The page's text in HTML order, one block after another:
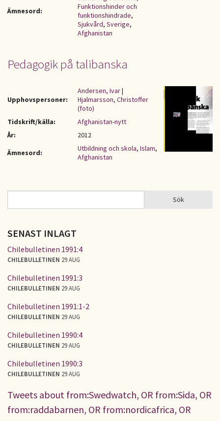
Ämnesord:
Funktionshinder och
funktionshindrade,
Sjukvård, Sverige,
Afghanistan
Pedagogik på talibanska
Upphovspersoner:
Andersen, Ivar|
Hjalmarsson, Christoffer
(foto)
Tidskrift/källa:
Afghanistan-nytt
År:
2012
Ämnesord:
Utbildning och skola, Islam,
Afghanistan
SÖKFORMULÄR Sök
SENAST INLAGT
Chilebulletinen 1991:4
CHILEBULLETINEN 29 AUG
Chilebulletinen 1991:3
CHILEBULLETINEN 29 AUG
Chilebulletinen 1991:1-2
CHILEBULLETINEN 29 AUG
Chilebulletinen 1990:4
CHILEBULLETINEN 29 AUG
Chilebulletinen 1990:3
CHILEBULLETINEN 29 AUG
Tweets about from:Swedwatch, OR from:Sida, OR
from:raddabarnen, OR from:nordicafrica, OR